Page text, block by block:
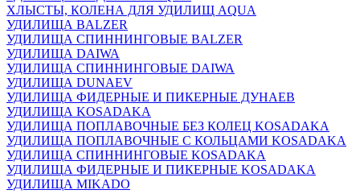
ХЛЫСТЫ, КОЛЕНА ДЛЯ УДИЛИЩ AQUA
УДИЛИЩА BALZER
УДИЛИЩА СПИННИНГОВЫЕ BALZER
УДИЛИЩА DAIWA
УДИЛИЩА СПИННИНГОВЫЕ DAIWA
УДИЛИЩА DUNAEV
УДИЛИЩА ФИДЕРНЫЕ И ПИКЕРНЫЕ ДУНАЕВ
УДИЛИЩА KOSADAKA
УДИЛИЩА ПОПЛАВОЧНЫЕ БЕЗ КОЛЕЦ KOSADAKA
УДИЛИЩА ПОПЛАВОЧНЫЕ С КОЛЬЦАМИ KOSADAKA
УДИЛИЩА СПИННИНГОВЫЕ KOSADAKA
УДИЛИЩА ФИДЕРНЫЕ И ПИКЕРНЫЕ KOSADAKA
УДИЛИЩА MIKADO